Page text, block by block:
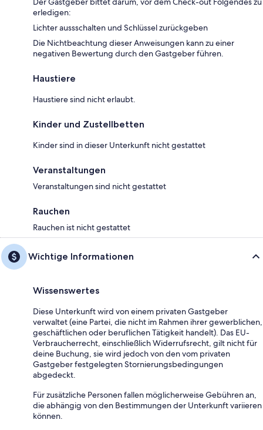
erledigen:
Lichter aussschalten und Schlüssel zurückgeben
Die Nichtbeachtung dieser Anweisungen kann zu einer
negativen Bewertung durch den Gastgeber führen.
Haustiere
Haustiere sind nicht erlaubt.
Kinder und Zustellbetten
Kinder sind in dieser Unterkunft nicht gestattet
Veranstaltungen
Veranstaltungen sind nicht gestattet
Rauchen
Rauchen ist nicht gestattet
Wichtige Informationen
Wissenswertes
Diese Unterkunft wird von einem privaten Gastgeber
verwaltet (eine Partei, die nicht im Rahmen ihrer gewerblichen,
geschäftlichen oder beruflichen Tätigkeit handelt). Das EU-
Verbraucherrecht, einschließlich Widerrufsrecht, gilt nicht für
deine Buchung, sie wird jedoch von den vom privaten
Gastgeber festgelegten Stornierungsbedingungen
abgedeckt.
Für zusätzliche Personen fallen möglicherweise Gebühren an,
die abhängig von den Bestimmungen der Unterkunft variieren
können.